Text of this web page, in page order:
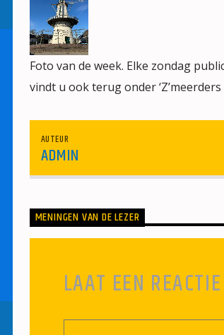
Foto van de week. Elke zondag
vindt u ook terug onder ‘Z’meerders
AUTEUR
ADMIN
MENINGEN VAN DE LEZER
LAAT EEN